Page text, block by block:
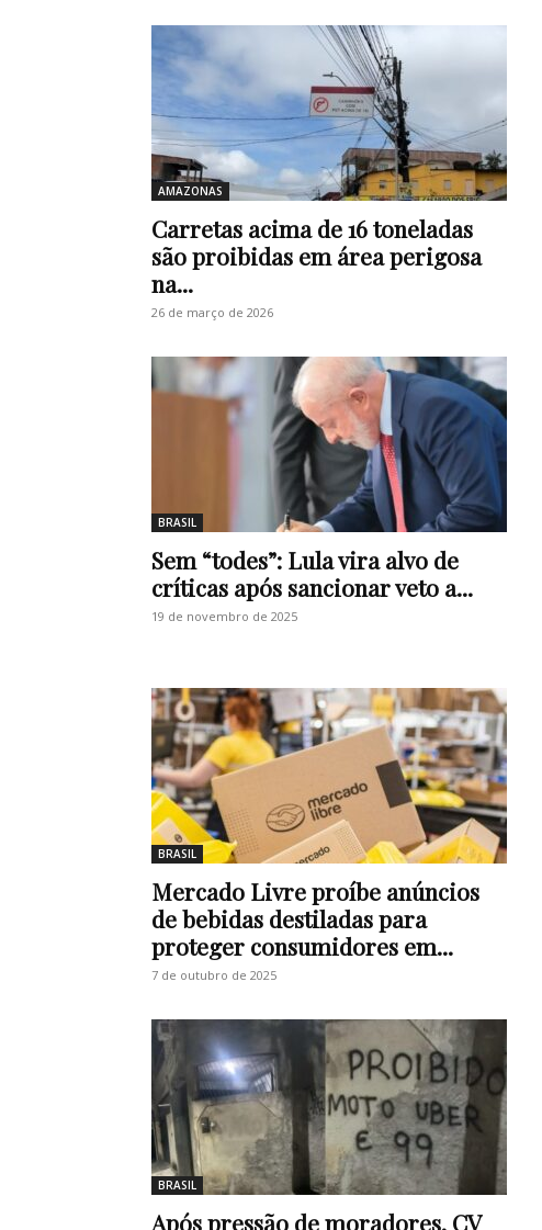
AMAZONAS
Carretas acima de 16 toneladas
são proibidas em área perigosa
na...
26 de março de 2026
BRASIL
Sem “todes”: Lula vira alvo de
críticas após sancionar veto a...
19 de novembro de 2025
BRASIL
Mercado Livre proíbe anúncios
de bebidas destiladas para
proteger consumidores em...
7 de outubro de 2025
BRASIL
Após pressão de moradores, CV